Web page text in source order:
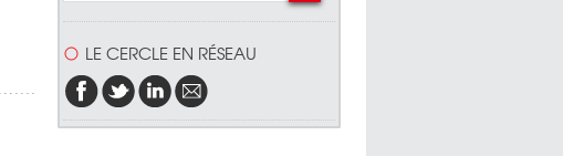
LE CERCLE EN RÉSEAU